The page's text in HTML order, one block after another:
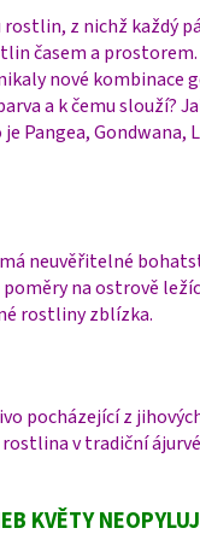
z nichž každý
časem a
nové kombinace
a k čemu slouží?
Pangea, Gondwana,
neuvěřitelné
na ostrově
rostliny zblízka.
pocházející z
v tradiční
KVĚTY